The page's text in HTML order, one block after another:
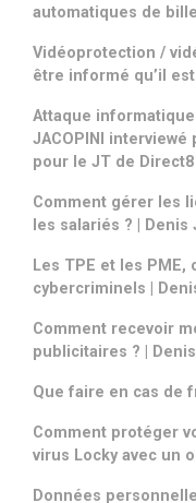
automatiques de
Vidéoprotection /
être informé qu’il est
Attaque
JACOPINI
pour le JT de Direct8
Comment gérer les
les salariés ? | Denis
Les TPE et les
cybercriminels | Denis
Comment recevoir
publicitaires ? | Denis
Que faire en cas de
Comment protéger
virus Locky avec un
Données